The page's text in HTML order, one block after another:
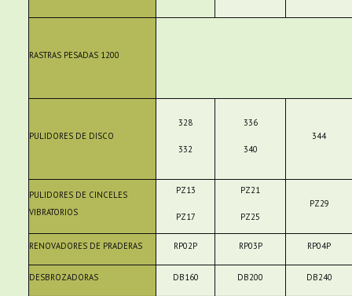
RASTRAS PESADAS 1200
PULIDORES DE DISCO
328
332
336
340
344
PULIDORES DE CINCELES
VIBRATORIOS
PZ13
PZ17
PZ21
PZ25
PZ29
RENOVADORES DE PRADERAS RP02P RP03P RP04P
DESBROZADORAS DB160 DB200 DB240